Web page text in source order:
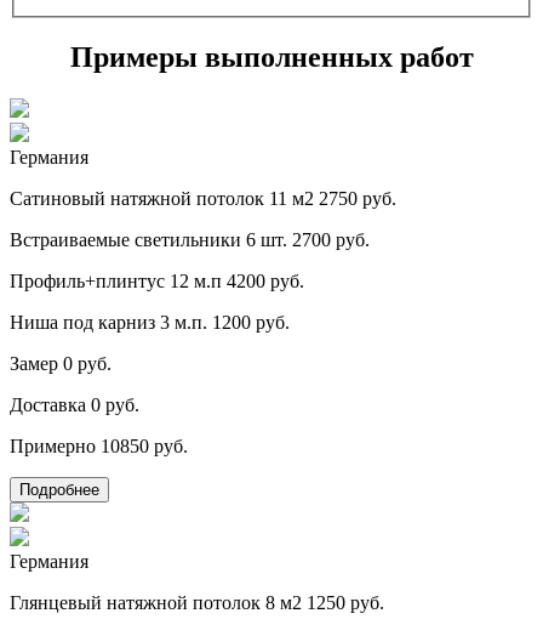
Примеры выполненных работ
Германия
Сатиновый натяжной потолок 11 м2 2750 руб.
Встраиваемые светильники 6 шт. 2700 руб.
Профиль+плинтус 12 м.п 4200 руб.
Ниша под карниз 3 м.п. 1200 руб.
Замер 0 руб.
Доставка 0 руб.
Примерно 10850 руб.
Подробнее
Германия
Глянцевый натяжной потолок 8 м2 1250 руб.